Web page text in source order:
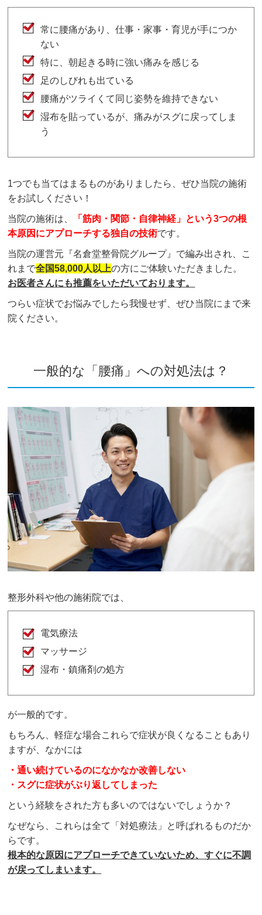
常に腰痛があり、仕事・家事・育児が手につか
ない
特に、朝起きる時に強い痛みを感じる
足のしびれも出ている
腰痛がツライくて同じ姿勢を維持できない
湿布を貼っているが、痛みがスグに戻ってしま
う
1つでも当てはまるものがありましたら、ぜひ当院の施術
をお試しください！
当院の施術は、
「筋肉・関節・自律神経」という3つの根
本原因にアプローチする独自の技術です。
当院の運営元『名倉堂整骨院グループ』で編み出され、こ
れまで全国58,000人以上の方にご体験いただきました。
お医者さんにも推薦をいただいております。
つらい症状でお悩みでしたら我慢せず、ぜひ当院にまで来
院ください。
一般的な「腰痛」への対処法は？
整形外科や他の施術院では、
電気療法
マッサージ
湿布・鎮痛剤の処方
が一般的です。
もちろん、軽症な場合これらで症状が良くなることもあり
ますが、なかには
・通い続けているのになかなか改善しない
・スグに症状がぶり返してしまった
という経験をされた方も多いのではないでしょうか？
なぜなら、これらは全て「対処療法」と呼ばれるものだか
らです。
根本的な原因にアプローチできていないため、すぐに不調
が戻ってしまいます。